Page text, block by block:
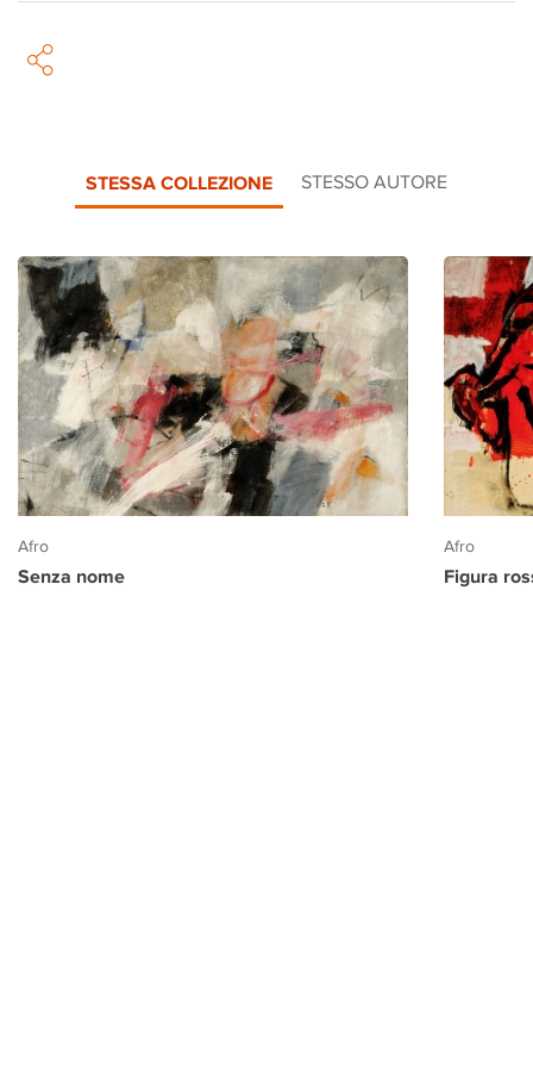
STESSA COLLEZIONE STESSO AUTORE
Afro
Senza nome
Afro
Figura